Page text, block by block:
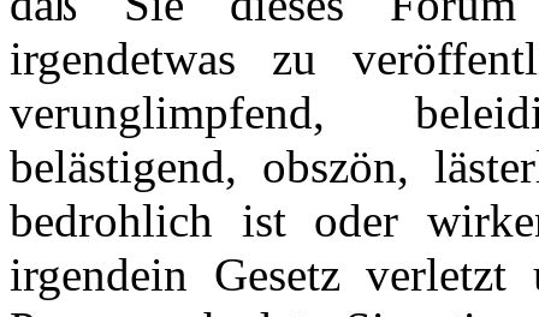
irgendetwas zu
verunglimpfend,
belästigend, obszön,
bedrohlich ist oder
irgendein Gesetz verletzt